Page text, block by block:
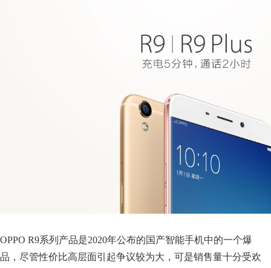
OPPO R9系列产品是2020年公布的国产智能手机中的一个爆
品，尽管性价比高层面引起争议较为大，可是销售量十分受欢